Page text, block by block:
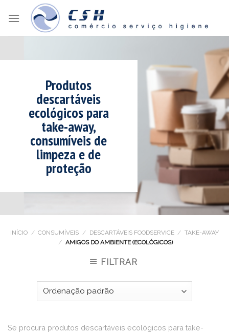
Produtos
descartáveis
ecológicos para
take-away,
consumíveis de
limpeza e de
proteção
INÍCIO / CONSUMÍVEIS / DESCARTÁVEIS FOODSERVICE / TAKE-AWAY
/ AMIGOS DO AMBIENTE (ECOLÓGICOS)
FILTRAR
Se procura produtos descartáveis ecológicos para take-